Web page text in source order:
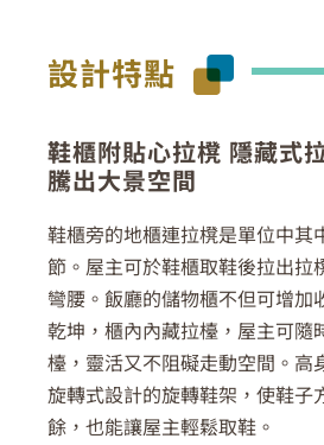
設計特點
鞋櫃附貼心拉櫈 隱藏式
騰出大景空間
鞋櫃旁的地櫃連拉櫈是單位中其
節。屋主可於鞋櫃取鞋後拉出拉
彎腰。飯廳的儲物櫃不但可增加
乾坤，櫃內內藏拉檯，屋主可隨
檯，靈活又不阻礙走動空間。高
旋轉式設計的旋轉鞋架，使鞋子
餘，也能讓屋主輕鬆取鞋。